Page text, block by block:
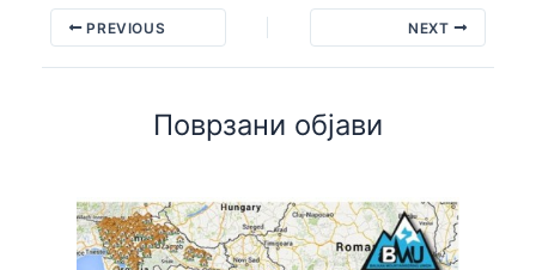
PREVIOUS NEXT
Поврзани објави